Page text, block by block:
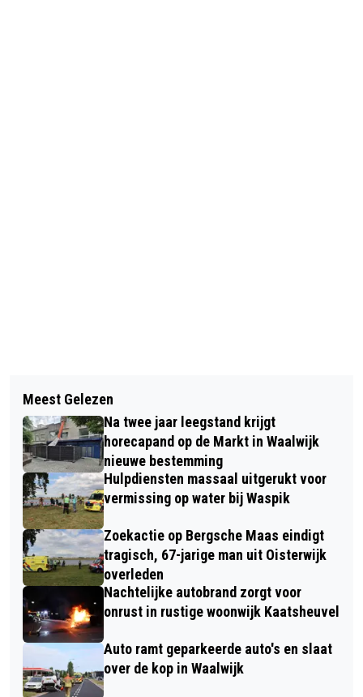
KOP-STAARTBOTSING OP A59 BIJ
WAALWIJK ZORGT VOOR FLINKE
OCHTENDFILE
TERUGROEPACTIE ALDI
MAALTIJDSALADE GARNAAL
Meest Gelezen
Na twee jaar leegstand krijgt
horecapand op de Markt in Waalwijk
nieuwe bestemming
Hulpdiensten massaal uitgerukt voor
vermissing op water bij Waspik
Zoekactie op Bergsche Maas eindigt
tragisch, 67-jarige man uit Oisterwijk
overleden
Nachtelijke autobrand zorgt voor
onrust in rustige woonwijk Kaatsheuvel
Auto ramt geparkeerde auto's en slaat
over de kop in Waalwijk